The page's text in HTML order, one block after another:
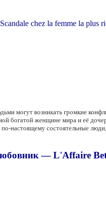
могут возникать громкие
богатой женщине мира и её
настоящему состоятельные
— L'Affaire